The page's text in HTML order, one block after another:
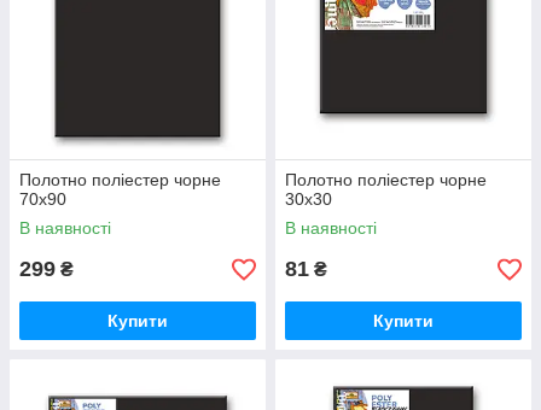
Полотно поліестер чорне
70х90
В наявності
299 ₴
Купити
Полотно поліестер чорне
30х30
В наявності
81 ₴
Купити